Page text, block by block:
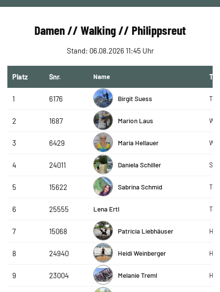
Damen // Walking // Philippsreut
Stand: 06.08.2026 11:45 Uhr
Platz Snr. Name
1 6176 Birgit Suess
2 1687 Marion Laus
3 6429 Maria Hellauer
4 24011 Daniela Schiller
5 15622 Sabrina Schmid
6 25555 Lena Ertl
7 15068 Patricia Liebhäuser
8 24940 Heidi Weinberger
9 23004 Melanie Treml